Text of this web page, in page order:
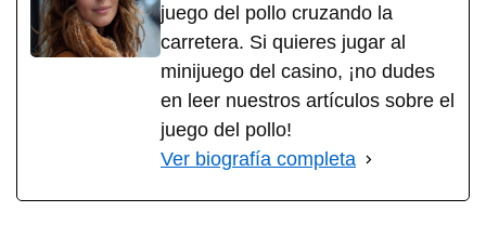
juego del pollo cruzando la
carretera. Si quieres jugar al
minijuego del casino, ¡no dudes
en leer nuestros artículos sobre el
juego del pollo!
Ver biografía completa